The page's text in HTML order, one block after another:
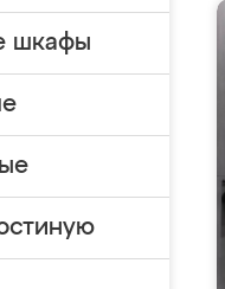
шкафы